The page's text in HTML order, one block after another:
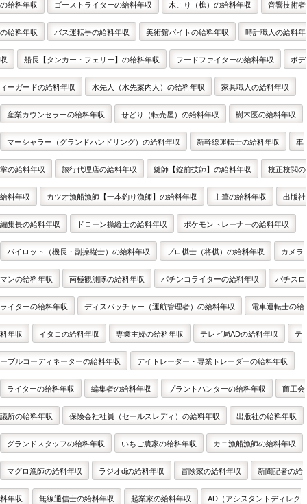
の給料年収 ゴーストライターの給料年収 木こり（樵）の給料年収 音響技術者
の給料年収 バス運転手の給料年収 美術館バイトの給料年収 時計職人の給料年
収 船長【タンカー・フェリー】の給料年収 フードファイターの給料年収 ボデ
ィーガードの給料年収 水先人（水先案内人）の給料年収 家具職人の給料年収
産業カウンセラーの給料年収 せどり（転売屋）の給料年収 樹木医の給料年収
マーシャラー（グランドハンドリング）の給料年収 新幹線運転士の給料年収 車
掌の給料年収 旅行代理店の給料年収 鍵師【錠前技師】の給料年収 校正校閲の
給料年収 カツオ漁船漁師【一本釣り漁師】の給料年収 主筆の給料年収 出版社
編集長の給料年収 ドローン操縦士の給料年収 ポケモントレーナーの給料年収
パイロット（機長・副操縦士）の給料年収 プロ棋士（将棋）の給料年収 カメラ
マンの給料年収 南極観測隊の給料年収 パチンコライターの給料年収 パチスロ
ライターの給料年収 ディスパッチャー（運航管理者）の給料年収 電車運転士の給
料年収 イタコの給料年収 専業主婦の給料年収 テレビ局ADの給料年収 テ
ーブルコーディネーターの給料年収 デイトレーダー・専業トレーダーの給料年収
ライターの給料年収 編集者の給料年収 プラントハンターの給料年収 商工会
議所の給料年収 保険会社社員（セールスレディ）の給料年収 出版社の給料年収
グランドスタッフの給料年収 いちご農家の給料年収 カニ漁船漁師の給料年収
マグロ漁師の給料年収 ラジオdjの給料年収 冒険家の給料年収 新聞記者の給
料年収 無線通信士の給料年収 起業家の給料年収 AD（アシスタントディレク